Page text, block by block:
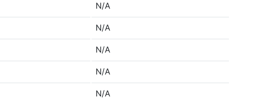
N/A
N/A
N/A
N/A
N/A